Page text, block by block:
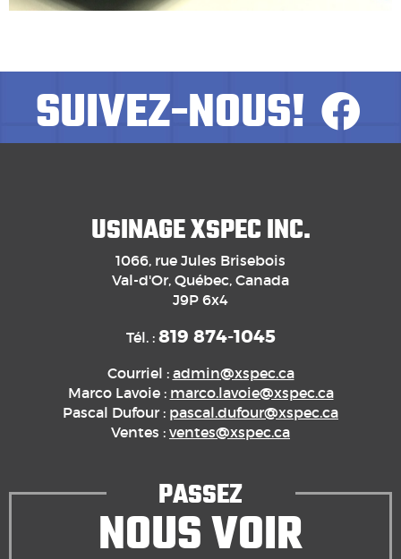
SUIVEZ-NOUS!
USINAGE XSPEC INC.
1066, rue Jules Brisebois
Val-d'Or, Québec, Canada
J9P 6x4
Tél. : 819 874-1045
Courriel : admin@xspec.ca
Marco Lavoie : marco.lavoie@xspec.ca
Pascal Dufour : pascal.dufour@xspec.ca
Ventes : ventes@xspec.ca
PASSEZ
NOUS VOIR